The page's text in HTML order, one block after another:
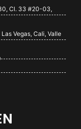
Cl. 33 #20-03,
Vegas, Cali, Valle